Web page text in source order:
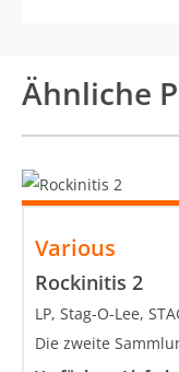
Ähnliche
Various
Rockinitis 2
LP, Stag-O-Lee,
Die zweite